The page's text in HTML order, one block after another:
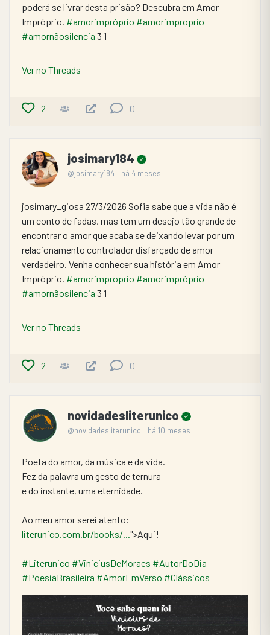
poderá se livrar desta prisão? Descubra em Amor
Impróprio. #amorimpróprio #amorimproprio
#amornãosilencia 3 1
Ver no Threads
2 0
josimary184
@josimary184 há 4 meses
josimary_giosa 27/3/2026 Sofia sabe que a vida não é
um conto de fadas, mas tem um desejo tão grande de
encontrar o amor que acaba se deixando levar por um
relacionamento controlador disfarçado de amor
verdadeiro. Venha conhecer sua história em Amor
Impróprio. #amorimproprio #amorimpróprio
#amornãosilencia 3 1
Ver no Threads
2 0
novidadesliterunico
@novidadesliterunico há 10 meses
Poeta do amor, da música e da vida.
Fez da palavra um gesto de ternura
e do instante, uma eternidade.
literunico.com.br/books/...">Aqui!
#Literunico #ViniciusDeMoraes #AutorDoDia
#PoesiaBrasileira #AmorEmVerso #Clássicos